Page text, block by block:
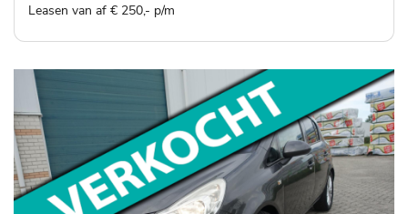
Leasen van af € 250,- p/m